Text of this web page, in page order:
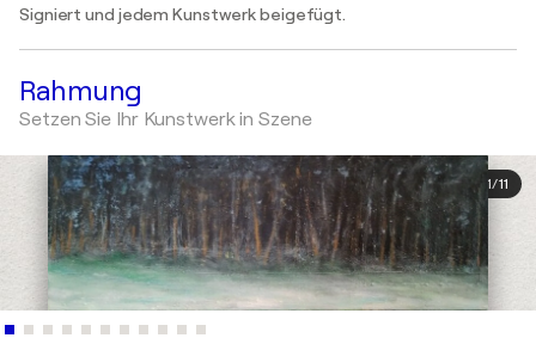
Signiert und jedem Kunstwerk beigefügt.
Rahmung
Setzen Sie Ihr Kunstwerk in Szene
1/11